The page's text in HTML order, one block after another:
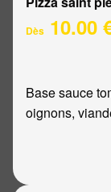
Dès 10.00
Base sauce
oignons,